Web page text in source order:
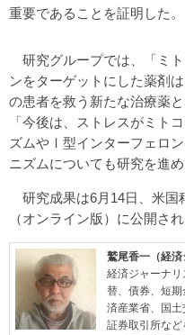
重要であることを証明した。
研究グループでは、「ミ
ンをターゲットにした薬剤
の患者を救う新たな治療薬
「今後は、ストレスがミト
ズムやⅠ型インターフェロ
ニズムについても研究を進
研究成果は6月14日、米国
（オンライン版）に公開され
鷲尾香一（経済
経済ジャーナ
替、債券、短
済産業省、国
証券取引所な